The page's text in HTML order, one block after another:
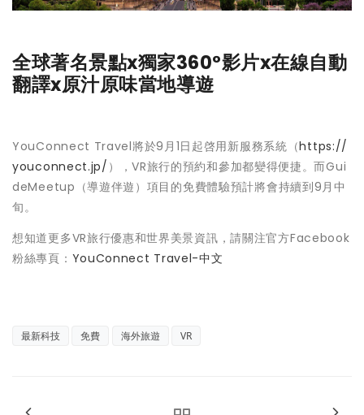
全球著名景點x獨家360°影片x在線自動
翻譯x原汁原味當地導遊
YouConnect Travel將於9月1日起啓用新服務系統（https://
youconnect.jp/ ），VR旅行的預約和參加都變得便捷。而Gui
deMeetup（導遊伴遊）項目的免費體驗預計將會持續到9月中
旬。
想知道更多VR旅行優惠和世界美景資訊，請關注官方Facebook
粉絲專頁： YouConnect Travel-中文
最新科技 免費 海外旅遊 VR